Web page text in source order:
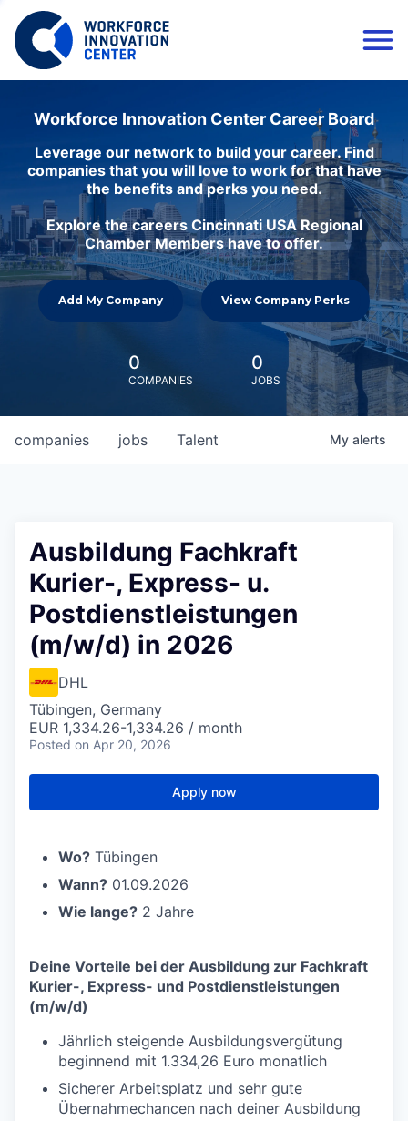
Workforce Innovation Center Career Board
Leverage our network to build your career. Find
companies that you will love to work for that have
the benefits and perks you need.
Explore the careers Cincinnati USA Regional
Chamber Members have to offer.
Add My Company View Company Perks
0
COMPANIES
0
JOBS
jobs
companies Talent My alerts
Ausbildung Fachkraft
Kurier-, Express- u.
Postdienstleistungen
(m/w/d) in 2026
DHL
Tübingen, Germany
EUR 1,334.26-1,334.26 / month
Posted on Apr 20, 2026
Apply now
Wo? Tübingen
Wann? 01.09.2026
Wie lange? 2 Jahre
Deine Vorteile bei der Ausbildung zur Fachkraft
Kurier-, Express- und Postdienstleistungen
(m/w/d)
Jährlich steigende Ausbildungsvergütung
beginnend mit 1.334,26 Euro monatlich
Sicherer Arbeitsplatz und sehr gute
Übernahmechancen nach deiner Ausbildung